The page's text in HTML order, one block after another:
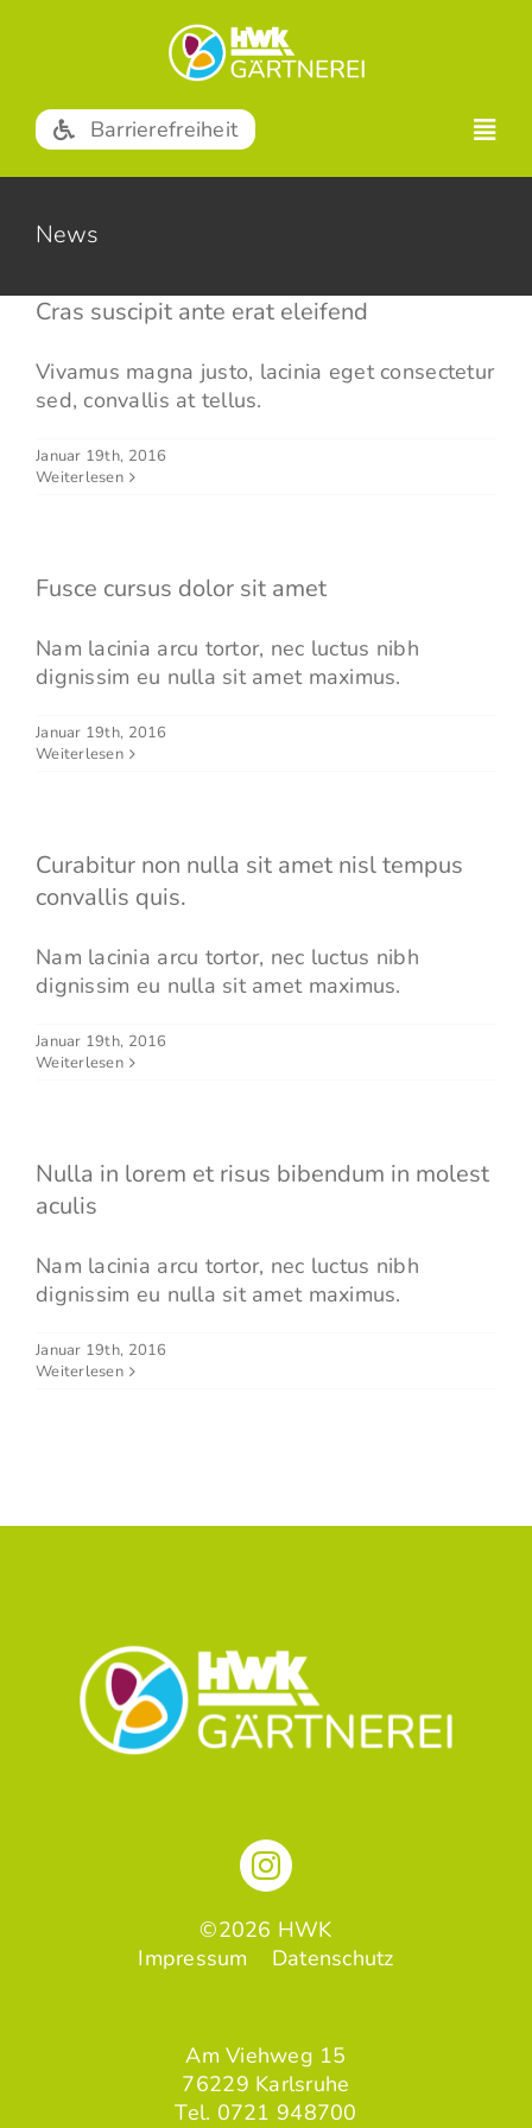
Barrierefreiheit
News
Cras suscipit ante erat eleifend
Vivamus magna justo, lacinia eget consectetur
sed, convallis at tellus.
Januar 19th, 2016
Weiterlesen
Fusce cursus dolor sit amet
Nam lacinia arcu tortor, nec luctus nibh
dignissim eu nulla sit amet maximus.
Januar 19th, 2016
Weiterlesen
Curabitur non nulla sit amet nisl tempus
convallis quis.
Nam lacinia arcu tortor, nec luctus nibh
dignissim eu nulla sit amet maximus.
Januar 19th, 2016
Weiterlesen
Nulla in lorem et risus bibendum in molest
aculis
Nam lacinia arcu tortor, nec luctus nibh
dignissim eu nulla sit amet maximus.
Januar 19th, 2016
Weiterlesen
©2026 HWK
Impressum
Datenschutz
Am Viehweg 15
76229 Karlsruhe
Tel. 0721 948700